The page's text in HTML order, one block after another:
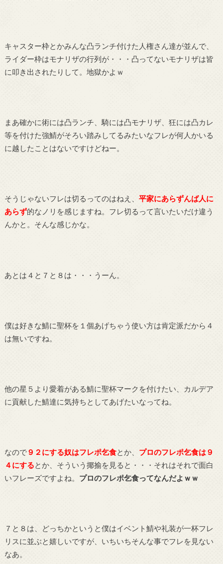
キャスター枠とかみんな凸ランチ付けた人権さん達が並んで、
ライダー枠はモナリザの行列が・・・凸ってないモナリザは皆
に叩き出されたりして。地獄かよｗ
まあ確かに術には凸ランチ、騎には凸モナリザ、狂には凸カレ
等を付けた強鯖がそろい踏みしてるみたいなフレが何人かいる
に越したことはないですけどねー。
そうじゃないフレは切るってのはねえ、 平家にあらずんば人に
あらず的なノリを感じますね。フレ切るって言いたいだけ違う
んかと。そんな感じかな。
あとは４と７と８は・・・うーん。
僕は好きな鯖に聖杯を１個あげちゃう使い方は肯定派だから４
は無いですね。
他の星５より愛着がある鯖に聖杯マークを付けたい、カルデア
に貢献した鯖達に気持ちとしてあげたいなってね。
なので９２にする奴はフレポ乞食とか、 プロのフレポ乞食は９
４にするとか、そういう揶揄を見ると・・・それはそれで面白
いフレーズですよね。 プロのフレポ乞食ってなんだよｗｗ
７と８は、どっちかというと僕はイベント鯖や礼装が一杯フレ
リスに並ぶと嬉しいですが、いちいちそんな事でフレを見ない
なあ。